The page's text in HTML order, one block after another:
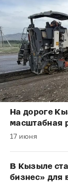
На дороге
масштабная
17 июня
В Кызыле
бизнес» для